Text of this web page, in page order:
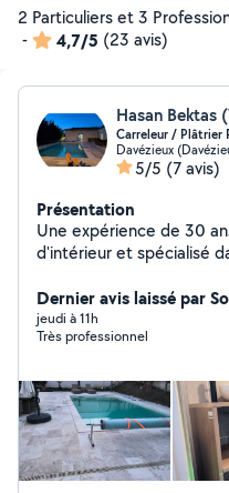
2 Particuliers et 3
-
4,7/5 (23 avis)
Hasan Bektas
Carreleur / Plâtrier
Davézieux
5/5 (7 avis)
Présentation
Une expérience de 30
d'intérieur et spécialisé
de répondre aux clients
Dernier avis laissé par
jeudi à 11h
Très professionnel